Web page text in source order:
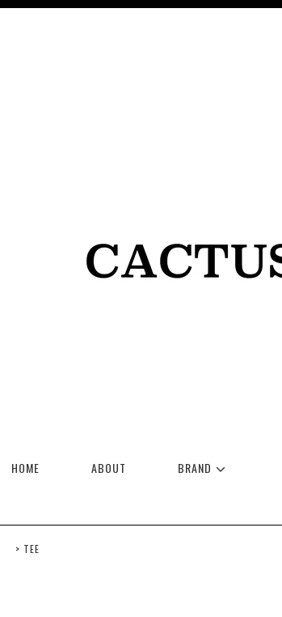
HOME ABOUT BRAND
> TEE